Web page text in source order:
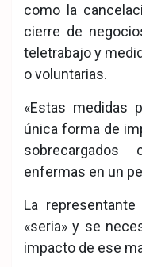
como la
cierre de
teletrabajo y
o voluntarias.
«Estas medidas
única forma de
sobrecargados
enfermas en un
La
«seria» y se
impacto de ese